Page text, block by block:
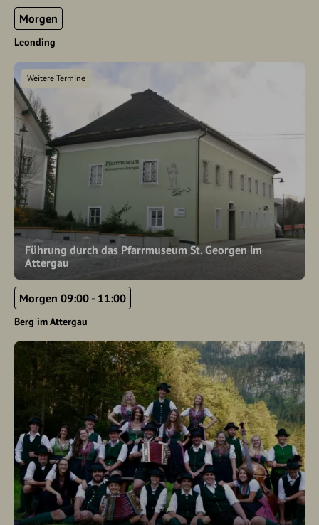
Morgen
Leonding
Führung durch das Pfarrmuseum St. Georgen im
Attergau
Weitere Termine
Morgen 09:00 - 11:00
Berg im Attergau